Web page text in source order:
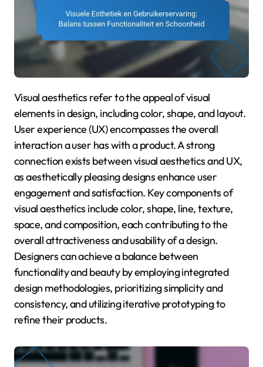
Visual aesthetics refer to the appeal of visual
elements in design, including color, shape, and layout.
User experience (UX) encompasses the overall
interaction a user has with a product. A strong
connection exists between visual aesthetics and UX,
as aesthetically pleasing designs enhance user
engagement and satisfaction. Key components of
visual aesthetics include color, shape, line, texture,
space, and composition, each contributing to the
overall attractiveness and usability of a design.
Designers can achieve a balance between
functionality and beauty by employing integrated
design methodologies, prioritizing simplicity and
consistency, and utilizing iterative prototyping to
refine their products.